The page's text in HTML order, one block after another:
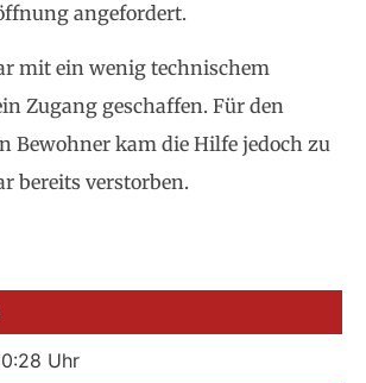
angefordert.
mit ein wenig technischem
Zugang geschaffen. Für den
Bewohner kam die Hilfe jedoch zu
bereits verstorben.
Uhr